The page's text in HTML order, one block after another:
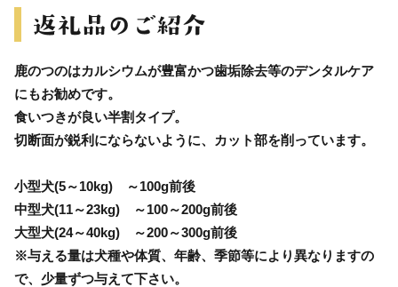
鹿のつのはカルシウムが豊富かつ歯垢除去等のデンタルケア
にもお勧めです。
食いつきが良い半割タイプ。
切断面が鋭利にならないように、カット部を削っています。
小型犬(5～10kg) ～100g前後
中型犬(11～23kg) ～100～200g前後
大型犬(24～40kg) ～200～300g前後
※与える量は犬種や体質、年齢、季節等により異なりますの
で、少量ずつ与えて下さい。